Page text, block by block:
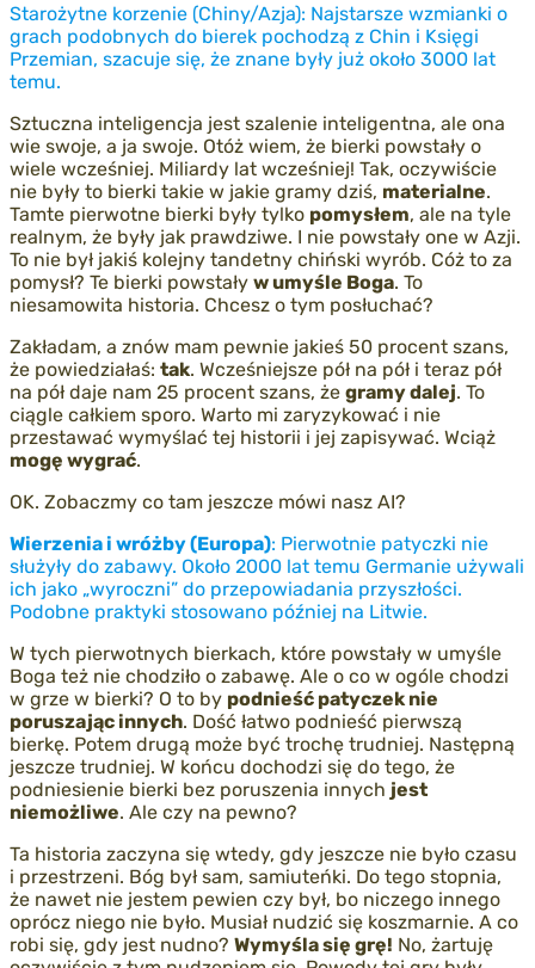
Starożytne korzenie (Chiny/Azja): Najstarsze wzmianki o
grach podobnych do bierek pochodzą z Chin i Księgi
Przemian, szacuje się, że znane były już około 3000 lat
temu.
Sztuczna inteligencja jest szalenie inteligentna, ale ona
wie swoje, a ja swoje. Otóż wiem, że bierki powstały o
wiele wcześniej. Miliardy lat wcześniej! Tak, oczywiście
nie były to bierki takie w jakie gramy dziś, materialne.
Tamte pierwotne bierki były tylko pomysłem, ale na tyle
realnym, że były jak prawdziwe. I nie powstały one w Azji.
To nie był jakiś kolejny tandetny chiński wyrób. Cóż to za
pomysł? Te bierki powstały w umyśle Boga. To
niesamowita historia. Chcesz o tym posłuchać?
Zakładam, a znów mam pewnie jakieś 50 procent szans,
że powiedziałaś: tak. Wcześniejsze pół na pół i teraz pół
na pół daje nam 25 procent szans, że gramy dalej. To
ciągle całkiem sporo. Warto mi zaryzykować i nie
przestawać wymyślać tej historii i jej zapisywać. Wciąż
mogę wygrać.
OK. Zobaczmy co tam jeszcze mówi nasz AI?
Wierzenia i wróżby (Europa): Pierwotnie patyczki nie
służyły do zabawy. Około 2000 lat temu Germanie używali
ich jako „wyroczni” do przepowiadania przyszłości.
Podobne praktyki stosowano później na Litwie.
W tych pierwotnych bierkach, które powstały w umyśle
Boga też nie chodziło o zabawę. Ale o co w ogóle chodzi
w grze w bierki? O to by podnieść patyczek nie
poruszając innych. Dość łatwo podnieść pierwszą
bierkę. Potem drugą może być trochę trudniej. Następną
jeszcze trudniej. W końcu dochodzi się do tego, że
podniesienie bierki bez poruszenia innych jest
niemożliwe. Ale czy na pewno?
Ta historia zaczyna się wtedy, gdy jeszcze nie było czasu
i przestrzeni. Bóg był sam, samiuteńki. Do tego stopnia,
że nawet nie jestem pewien czy był, bo niczego innego
oprócz niego nie było. Musiał nudzić się koszmarnie. A co
robi się, gdy jest nudno? Wymyśla się grę! No, żartuję